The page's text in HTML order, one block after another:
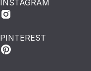
INSTAGRAM
PINTEREST